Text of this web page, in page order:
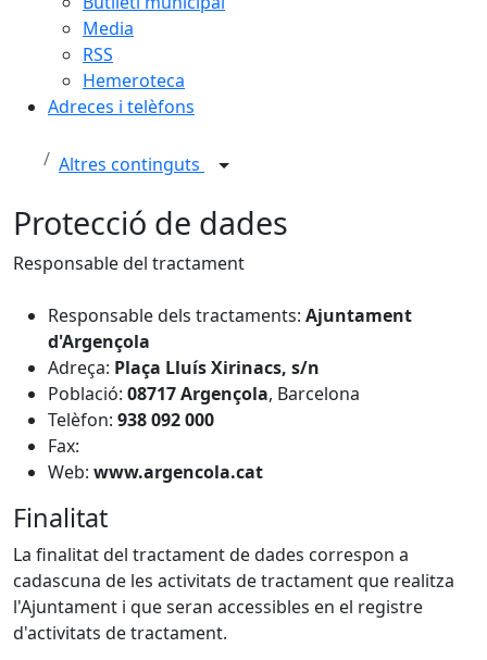
Media
RSS
Hemeroteca
Adreces i telèfons
Altres continguts
Protecció de dades
Responsable del tractament
Responsable dels tractaments: Ajuntament
d'Argençola
Adreça: Plaça Lluís Xirinacs, s/n
Població: 08717Argençola, Barcelona
Telèfon: 938 092 000
Fax:
Web: www.argencola.cat
Finalitat
La finalitat del tractament de dades correspon a
cadascuna de les activitats de tractament que realitza
l'Ajuntament i que seran accessibles en el registre
d'activitats de tractament.